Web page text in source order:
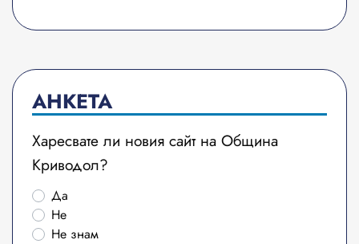
АНКЕТА
Харесвате ли новия сайт на Община
Криводол?
Да
Не
Не знам